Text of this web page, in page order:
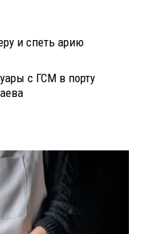
и спеть арию
с ГСМ в порту